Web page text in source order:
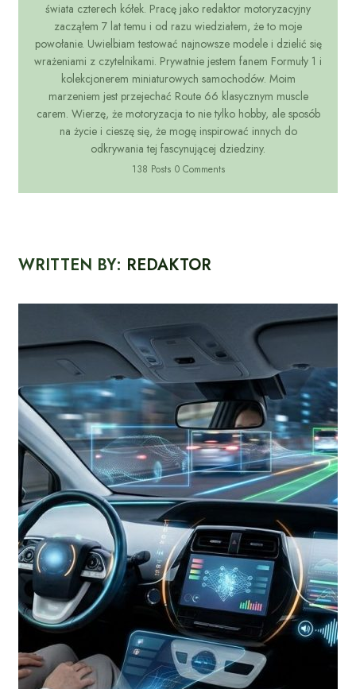
świata czterech kółek. Pracę jako redaktor motoryzacyjny
zacząłem 7 lat temu i od razu wiedziałem, że to moje
powołanie. Uwielbiam testować najnowsze modele i dzielić się
wrażeniami z czytelnikami. Prywatnie jestem fanem Formuły 1 i
kolekcjonerem miniaturowych samochodów. Moim
marzeniem jest przejechać Route 66 klasycznym muscle
carem. Wierzę, że motoryzacja to nie tylko hobby, ale sposób
na życie i cieszę się, że mogę inspirować innych do
odkrywania tej fascynującej dziedziny.
138 Posts 0 Comments
WRITTEN BY: REDAKTOR